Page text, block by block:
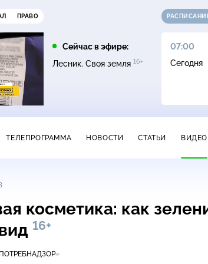
ПРАВО
Сейчас в эфире:
Лесник. Своя земля 16+
05:25
Лесник16+
07:00
Сегодня
ТЕЛЕПРОГРАММА НОВОСТИ СТАТЬИ ВИДЕО
косметика: как
16+
»